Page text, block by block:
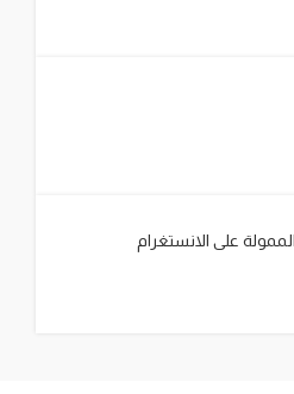
على الانستغرام